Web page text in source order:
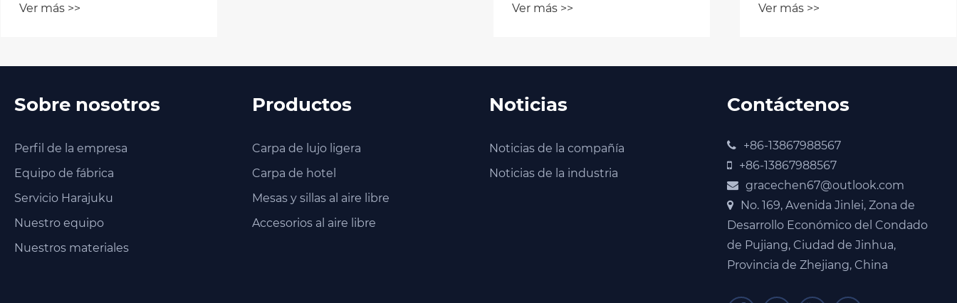
glamping al aire libre
Ver más >> Ver más >>
Sobre nosotros
Perfil de la empresa
Equipo de fábrica
Servicio Harajuku
Nuestro equipo
Nuestros materiales
Productos
Carpa de lujo ligera
Carpa de hotel
Mesas y sillas al aire libre
Accesorios al aire libre
Noticias
Noticias de la compañía
Noticias de la industria
Contáctenos
+86-13867988567
+86-13867988567
gracechen67@outlook.com
No. 169, Avenida Jinlei, Zona de
Desarrollo Económico del Condado
de Pujiang, Ciudad de Jinhua,
Provincia de Zhejiang, China